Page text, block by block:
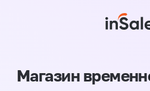
Магазин